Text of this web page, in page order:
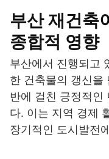
부산 재건축
종합적 영향
부산에서 진행되고
한 건축물의 갱신을
반에 걸친 긍정적인
다. 이는 지역 경제
장기적인 도시발전